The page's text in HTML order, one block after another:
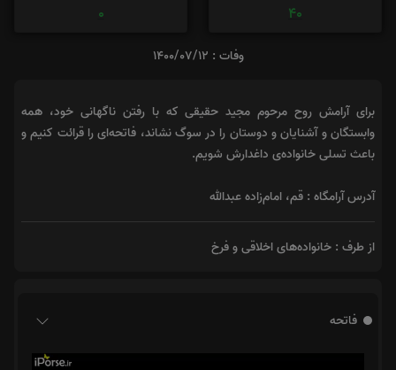
40
0
وفات : 1400/07/12
برای آرامش روح مرحوم مجید حقیقی که با رفتن ناگهانی خود، همه
وابستگان و آشنایان و دوستان را در سوگ نشاند، فاتحه‌ای را قرائت کنیم و
باعث تسلی خانواده‌ی داغدارش شویم.
آدرس آرامگاه : قم، امام‌زاده عبدالله
از طرف : خانواده‌های اخلاقی و فرخ
فاتحه